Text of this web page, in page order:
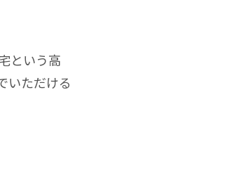
という高
いただける